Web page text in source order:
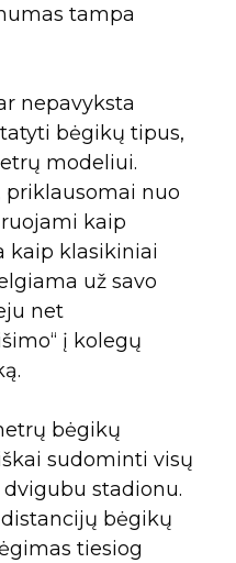
tampa
nepavyksta
bėgikų tipus,
modeliui.
nuo
kaip
kaip klasikiniai
už savo
net
į kolegų
bėgikų
sudominti visų
stadionu.
bėgikų
tiesiog